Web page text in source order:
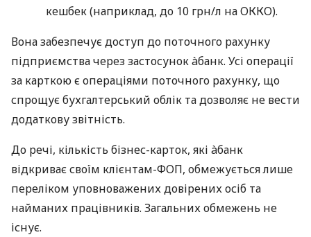
кешбек (наприклад, до 10 грн/л на ОККО).
Вона забезпечує доступ до поточного рахунку
підприємства через застосунок àбанк. Усі операції
за карткою є операціями поточного рахунку, що
спрощує бухгалтерський облік та дозволяє не вести
додаткову звітність.
До речі, кількість бізнес-карток, які àбанк
відкриває своїм клієнтам-ФОП, обмежується лише
переліком уповноважених довірених осіб та
найманих працівників. Загальних обмежень не
існує.